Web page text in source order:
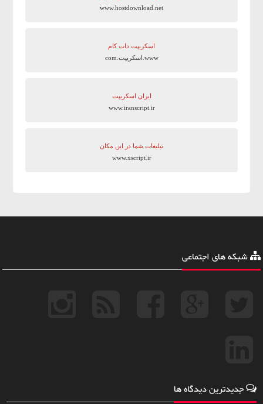
www.hostdownload.net
اسکریپت دات کام
www.اسکریپت.com
ایران اسکریپت
www.iranscript.ir
تبلیغات شما در این مکان
www.xscript.ir
شبکه های اجتماعی
جدیدترین دیدگاه ها